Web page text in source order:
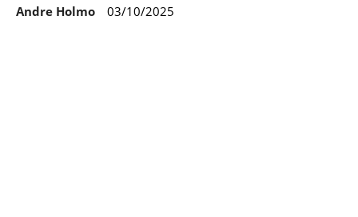
Andre Holmo 03/10/2025